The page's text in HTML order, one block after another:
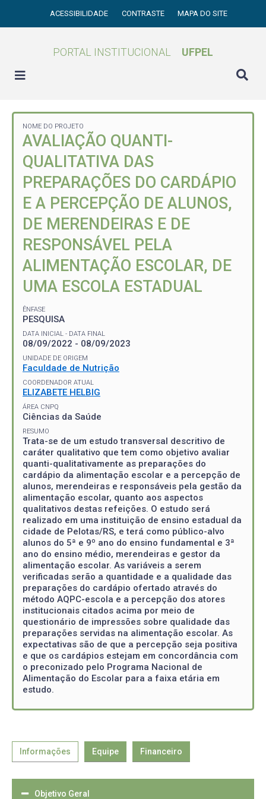
ACESSIBILIDADE CONTRASTE MAPA DO SITE
PORTAL INSTITUCIONAL UFPEL
NOME DO PROJETO
AVALIAÇÃO QUANTI-
QUALITATIVA DAS
PREPARAÇÕES DO CARDÁPIO
E A PERCEPÇÃO DE ALUNOS,
DE MERENDEIRAS E DE
RESPONSÁVEL PELA
ALIMENTAÇÃO ESCOLAR, DE
UMA ESCOLA ESTADUAL
ÊNFASE
PESQUISA
DATA INICIAL - DATA FINAL
08/09/2022 - 08/09/2023
UNIDADE DE ORIGEM
Faculdade de Nutrição
COORDENADOR ATUAL
ELIZABETE HELBIG
ÁREA CNPQ
Ciências da Saúde
RESUMO
Trata-se de um estudo transversal descritivo de
caráter qualitativo que tem como objetivo avaliar
quanti-qualitativamente as preparações do
cardápio da alimentação escolar e a percepção de
alunos, merendeiras e responsáveis pela gestão da
alimentação escolar, quanto aos aspectos
qualitativos destas refeições. O estudo será
realizado em uma instituição de ensino estadual da
cidade de Pelotas/RS, e terá como público-alvo
alunos do 5ª e 9º ano do ensino fundamental e 3ª
ano do ensino médio, merendeiras e gestor da
alimentação escolar. As variáveis a serem
verificadas serão a quantidade e a qualidade das
preparações do cardápio ofertado através do
método AQPC-escola e a percepção dos atores
institucionais citados acima por meio de
questionário de impressões sobre qualidade das
preparações servidas na alimentação escolar. As
expectativas são de que a percepção seja positiva
e que os cardápios estejam em concordância com
o preconizado pelo Programa Nacional de
Alimentação do Escolar para a faixa etária em
estudo.
Informações Equipe Financeiro
Objetivo Geral